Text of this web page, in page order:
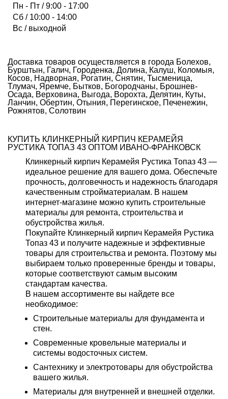
Пн - Пт / 9:00 - 17:00
Сб / 10:00 - 14:00
Вс / выходной
Доставка товаров осуществляется в города Болехов,
Бурштын, Галич, Городенка, Долина, Калуш, Коломыя,
Косов, Надворная, Рогатин, Снятин, Тысменица,
Тлумач, Яремче, Бытков, Богородчаны, Брошнев-
Осада, Верховина, Выгода, Ворохта, Делятин, Куты,
Ланчин, Обертин, Отыния, Перегинское, Печенежин,
Рожнятов, Солотвин
КУПИТЬ КЛИНКЕРНЫЙ КИРПИЧ КЕРАМЕЙЯ
РУСТИКА ТОПАЗ 43 ОПТОМ ИВАНО-ФРАНКОВСК
Клинкерный кирпич Керамейя Рустика Топаз 43 —
идеальное решение для вашего дома. Обеспечьте
прочность, долговечность и надежность благодаря
качественным стройматериалам. В нашем
интернет-магазине можно купить строительные
материалы для ремонта, строительства и
обустройства жилья.
Покупайте Клинкерный кирпич Керамейя Рустика
Топаз 43 и получите надежные и эффективные
товары для строительства и ремонта. Поэтому мы
выбираем только проверенные бренды и товары,
которые соответствуют самым высоким
стандартам качества.
В нашем ассортименте вы найдете все
необходимое:
Строительные материалы для фундамента и
стен.
Современные кровельные материалы и
системы водосточных систем.
Сантехнику и электротовары для обустройства
вашего жилья.
Материалы для внутренней и внешней отделки.